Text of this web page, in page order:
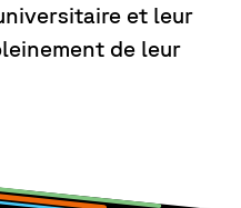
et leur
de leur